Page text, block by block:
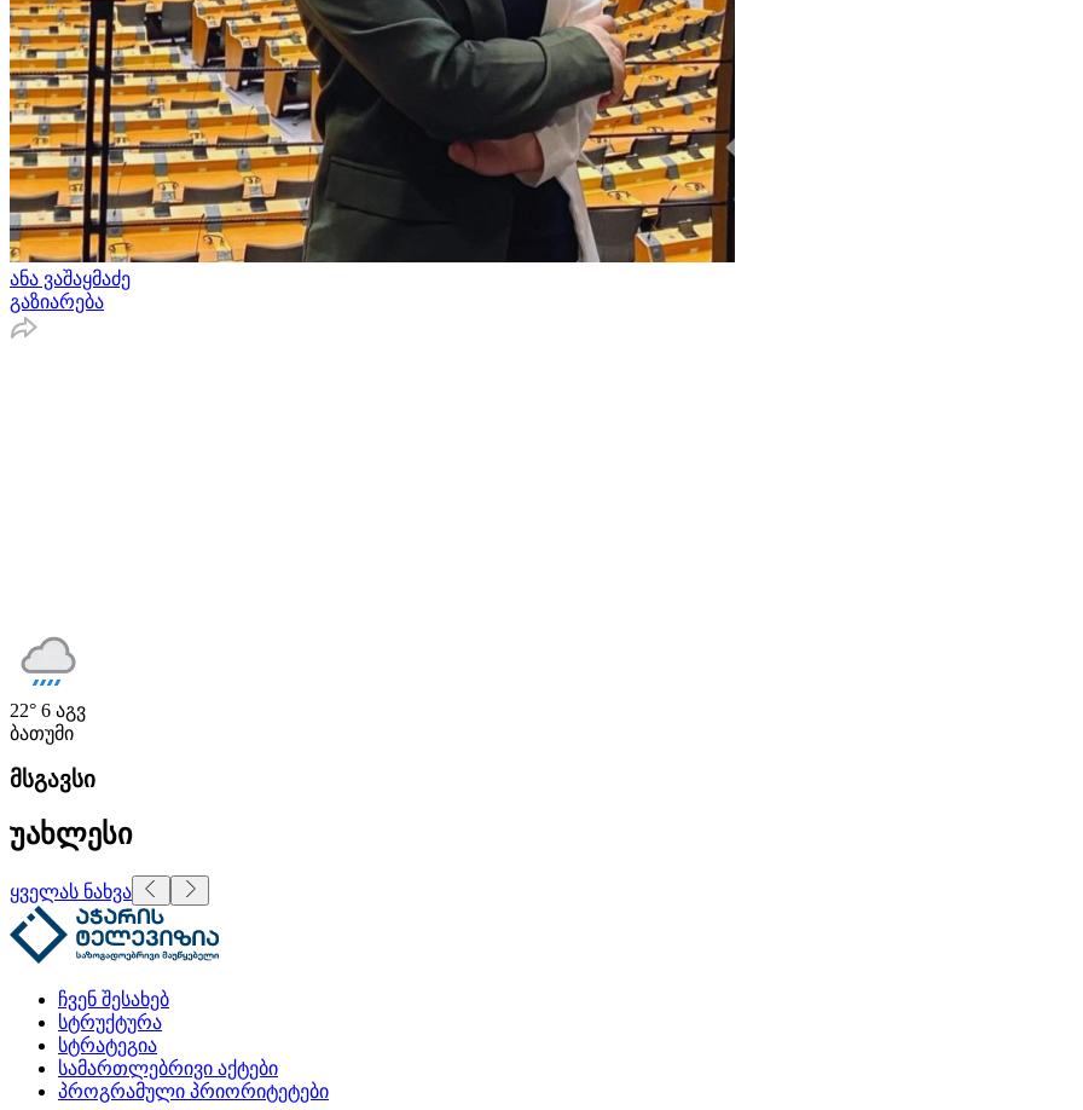
ანა ვაშაყმაძე
გაზიარება
22° 6 აგვ
ბათუმი
მსგავსი
უახლესი
ყველას ნახვა
ჩვენ შესახებ
სტრუქტურა
სტრატეგია
სამართლებრივი აქტები
პროგრამული პრიორიტეტები